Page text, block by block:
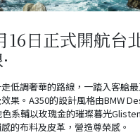
16日正式開航台
低調奢華的路線，一踏入客艙
果。A350的設計風格由BMW
系輔以玫瑰金的璀璨暮光
的布料及皮革，營造尊榮感。